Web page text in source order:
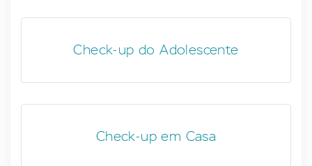
Check-up do Adolescente
Check-up em Casa